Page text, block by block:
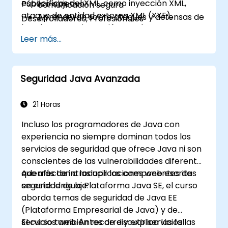
específicas del XML, como inyección XML,
ataque de entidad externa XML (XXE),
bombas XML e inyección XPath.
comunicación segura
Aprenderán sobre ataques y defensas de
Tendrán una comprensión práctica de la
criptografía
Comprenderán los protocolos de
seguridad esenciales
recientes contra sistemas criptográficos
vulnerabilidades relacionadas recientes
Comprenderán los conceptos de
seguridad de los servicios web
Obtendrán fuentes y lecturas adicionales
sobre prácticas de programación segura
Público objetivo
Desarrolladores, Profesionales
Leer más...
Seguridad Java Avanzada
21 Horas
Incluso los programadores de Java con
experiencia no siempre dominan todos los
servicios de seguridad que ofrece Java ni son
conscientes de las vulnerabilidades diferentes
que afectan a las aplicaciones web escritas
en este lenguaje.
Además de introducir los componentes de
seguridad de la Plataforma Java SE, el curso
aborda temas de seguridad de Java EE
(Plataforma Empresarial de Java) y de
servicios web. Antes de discutir servicios
El curso también recorre y explica las fallas